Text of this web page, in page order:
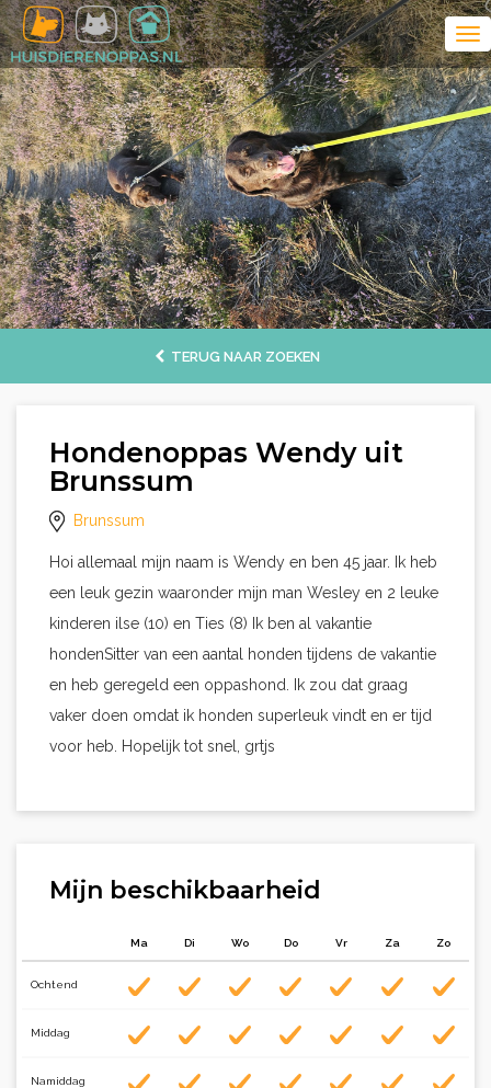
TERUG NAAR ZOEKEN
Hondenoppas Wendy uit
Brunssum
Brunssum
Hoi allemaal mijn naam is Wendy en ben 45 jaar. Ik heb
een leuk gezin waaronder mijn man Wesley en 2 leuke
kinderen ilse (10) en Ties (8) Ik ben al vakantie
hondenSitter van een aantal honden tijdens de vakantie
en heb geregeld een oppashond. Ik zou dat graag
vaker doen omdat ik honden superleuk vindt en er tijd
voor heb. Hopelijk tot snel, grtjs
Mijn beschikbaarheid
Ma Di Wo Do Vr Za Zo
Ochtend
Middag
Namiddag